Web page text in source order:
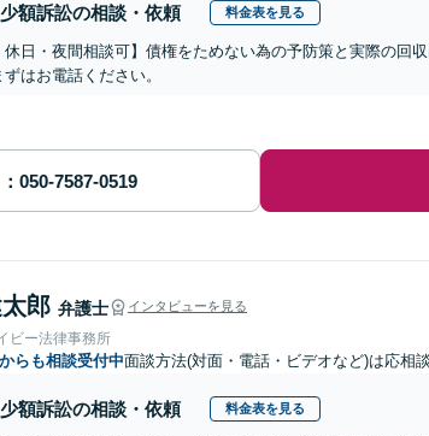
少額訴訟の相談・依頼 料金表を見る
休日・夜間相談可】債権をためない為の予防策と実際の回
ずはお電話ください。
郎 弁護士 インタビューを見る
ビー法律事務所
からも相談受付中面談方法(対面・電話・ビデオなど)は応相談
少額訴訟の相談・依頼 料金表を見る